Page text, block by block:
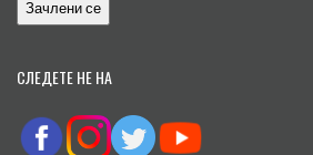
СЛЕДЕТЕ НЕ НА